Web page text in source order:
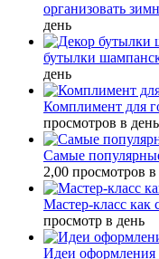
организовать
день
бутылки
день
Комплимент для
просмотров в день
Самые
2,00 просмотров в
Мастер-класс как
просмотр в день
Идеи оформления